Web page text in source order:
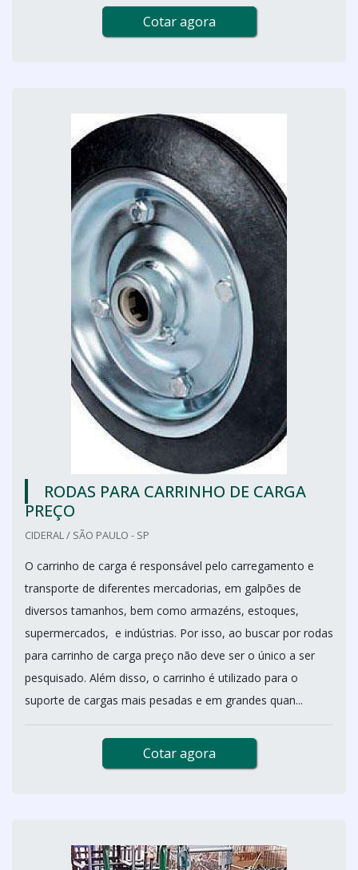
Cotar agora
RODAS PARA CARRINHO DE CARGA
PREÇO
CIDERAL / SÃO PAULO - SP
O carrinho de carga é responsável pelo carregamento e
transporte de diferentes mercadorias, em galpões de
diversos tamanhos, bem como armazéns, estoques,
supermercados, e indústrias. Por isso, ao buscar por rodas
para carrinho de carga preço não deve ser o único a ser
pesquisado. Além disso, o carrinho é utilizado para o
suporte de cargas mais pesadas e em grandes quan...
Cotar agora